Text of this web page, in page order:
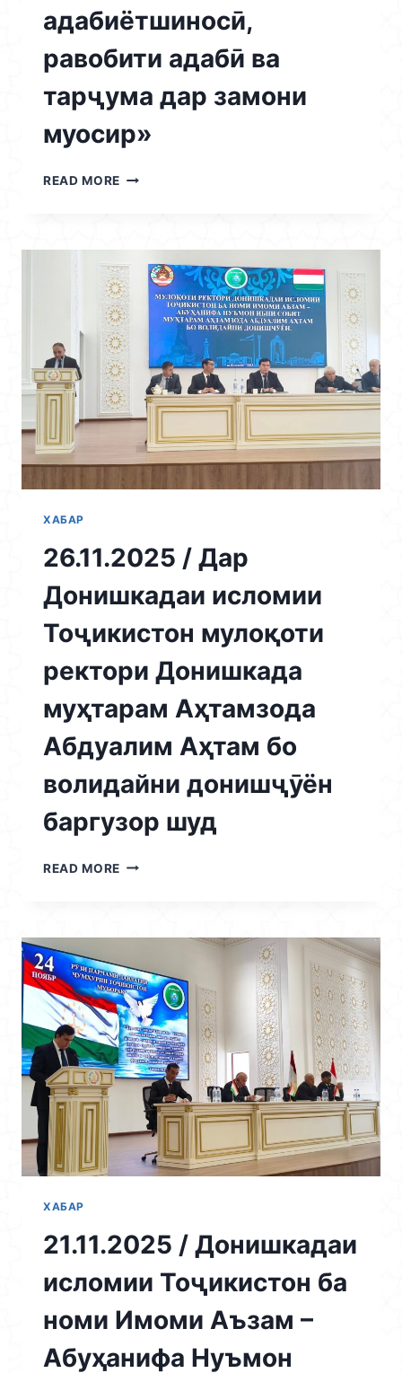
адабиётшиносӣ,
равобити адабӣ ва
тарҷума дар замони
муосир»
READ MORE 27.11.2025
ИЛМӢ-
НАЗАРЯВИРО
ДАР
МАВЗӮИ
«МАСЪАЛАҲОИ
МУБРАМИ
ЗАБОНШИНОСӢ,
АДАБИЁТШИНОСӢ,
РАВОБИТИ
АДАБӢ
ТАРҶУМА
ДАР
ХАБАР
26.11.2025 / Дар
Донишкадаи исломии
Тоҷикистон мулоқоти
ректори Донишкада
муҳтарам Аҳтамзода
Абдуалим Аҳтам бо
волидайни донишҷӯён
баргузор шуд
READ MORE 26.11.2025
ИСЛОМИИ
МУЛОҚОТИ
РЕКТОРИ
ДОНИШКАДА
МУҲТАРАМ
АҲТАМЗОДА
АБДУАЛИМ
АҲТАМ
ВОЛИДАЙНИ
ДОНИШҶӮЁН
БАРГУЗОР
ХАБАР
21.11.2025 / Донишкадаи
исломии Тоҷикистон ба
номи Имоми Аъзам –
Абуҳанифа Нуъмон